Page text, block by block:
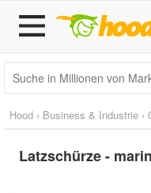
Hood › Business & Industrie ›
Latzschürze -